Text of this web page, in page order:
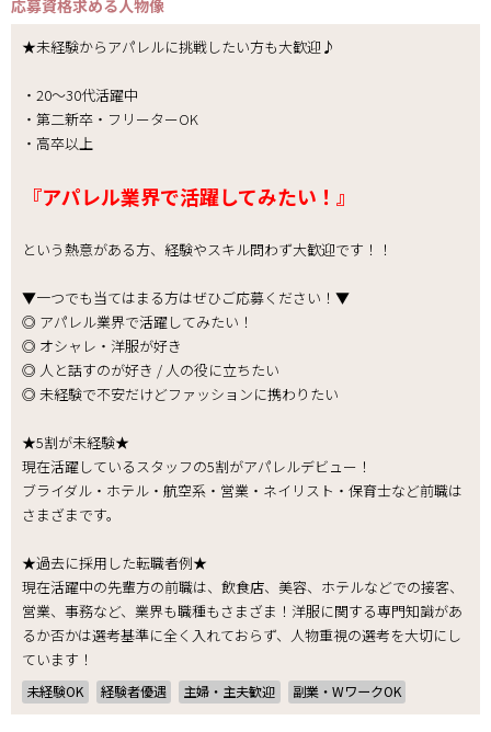
応募資格求める人物像
★未経験からアパレルに挑戦したい方も大歓迎♪
・20～30代活躍中
・第二新卒・フリーターOK
・高卒以上
『アパレル業界で活躍してみたい！』
という熱意がある方、経験やスキル問わず大歓迎です！！
▼一つでも当てはまる方はぜひご応募ください！▼
◎ アパレル業界で活躍してみたい！
◎ オシャレ・洋服が好き
◎ 人と話すのが好き / 人の役に立ちたい
◎ 未経験で不安だけどファッションに携わりたい
★5割が未経験★
現在活躍しているスタッフの5割がアパレルデビュー！
ブライダル・ホテル・航空系・営業・ネイリスト・保育士など前職は
さまざまです。
★過去に採用した転職者例★
現在活躍中の先輩方の前職は、飲食店、美容、ホテルなどでの接客、
営業、事務など、業界も職種もさまざま！洋服に関する専門知識があ
るか否かは選考基準に全く入れておらず、人物重視の選考を大切にし
ています！
未経験OK 経験者優遇 主婦・主夫歓迎 副業・WワークOK